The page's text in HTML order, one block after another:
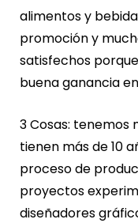
alimentos y
promoción y
satisfechos
buena ganancia
3 Cosas: tenemos
tienen más de 10
proceso de
proyectos
diseñadores